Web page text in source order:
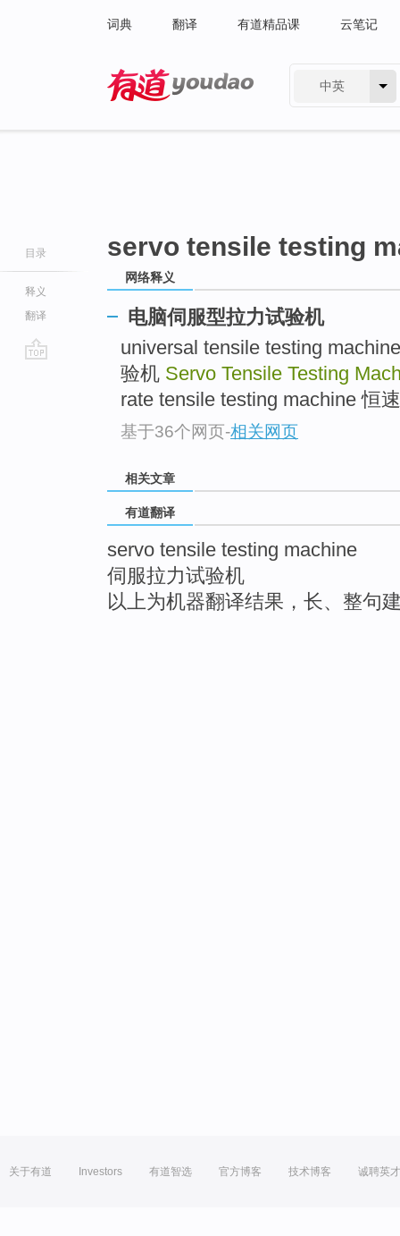
词典 翻译 有道精品课 云笔记
中英
目录
释义
翻译
servo tensile testing
网络释义
电脑伺服型拉力试验机
universal tensile testing
验机 Servo Tensile Testing
rate tensile testing machine 恒
基于36个网页-相关网页
相关文章
有道翻译
servo tensile testing machine
伺服拉力试验机
以上为机器翻译结果，长、整句
关于有道 Investors 有道智选 官方博客 技术博客 诚聘英才